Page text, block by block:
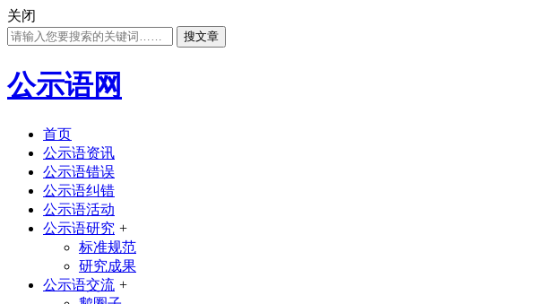
关闭
搜文章
公示语网
首页
公示语资讯
公示语错误
公示语纠错
公示语活动
公示语研究 +
标准规范
研究成果
公示语交流 +